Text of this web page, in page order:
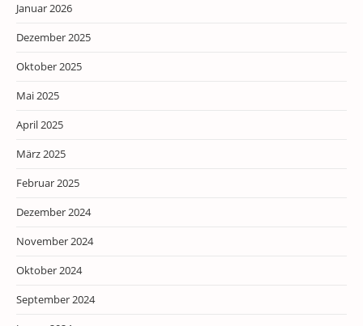
Januar 2026
Dezember 2025
Oktober 2025
Mai 2025
April 2025
März 2025
Februar 2025
Dezember 2024
November 2024
Oktober 2024
September 2024